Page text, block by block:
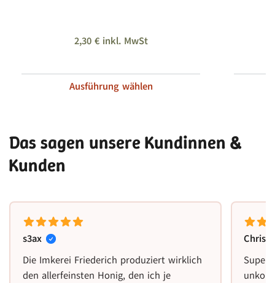
2,30 €inkl. MwSt
Ausführung wählen
Das sagen unsere Kundinnen &
Kunden
s3ax
Die Imkerei Friederich produziert wirklich
den allerfeinsten Honig, den ich je
Super